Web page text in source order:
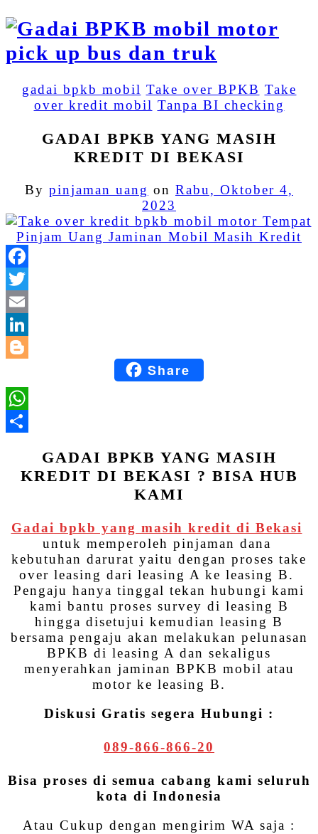
gadai bpkb mobil Take over BPKB Take
over kredit mobil Tanpa BI checking
GADAI BPKB YANG MASIH
KREDIT DI BEKASI
By pinjaman uang on Rabu, Oktober 4,
2023
BloggerShare
GADAI BPKB YANG MASIH
KREDIT DI BEKASI ? BISA HUB
KAMI
Gadai bpkb yang masih kredit di Bekasi
untuk memperoleh pinjaman dana
kebutuhan darurat yaitu dengan proses take
over leasing dari leasing A ke leasing B.
Pengaju hanya tinggal tekan hubungi kami
kami bantu proses survey di leasing B
hingga disetujui kemudian leasing B
bersama pengaju akan melakukan pelunasan
BPKB di leasing A dan sekaligus
menyerahkan jaminan BPKB mobil atau
motor ke leasing B.
Diskusi Gratis segera Hubungi :
089-866-866-20
Bisa proses di semua cabang kami seluruh
kota di Indonesia
Atau Cukup dengan mengirim WA saja :